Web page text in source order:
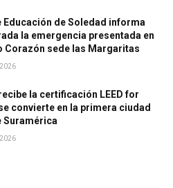
Educación de Soledad informa
la emergencia presentada en
Corazón sede las Margaritas
la certificación LEED for
convierte en la primera ciudad
Suramérica